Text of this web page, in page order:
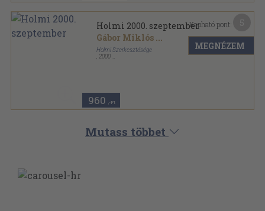
Holmi 2000. szeptember
Gábor Miklós ...
Holmi Szerkesztősége
2000
960 ,-Ft
Kapható pont:
MEGNÉZEM
Mutass többet